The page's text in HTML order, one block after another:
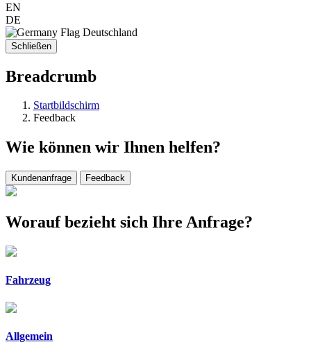
EN
DE
Deutschland
Schließen
Breadcrumb
Startbildschirm
Feedback
Wie können wir Ihnen helfen?
Kundenanfrage Feedback
Worauf bezieht sich Ihre Anfrage?
Fahrzeug
Allgemein